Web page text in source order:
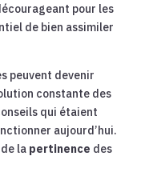
pour les
de bien assimiler
peuvent devenir
constante des
qui étaient
aujourd’hui.
la pertinence des